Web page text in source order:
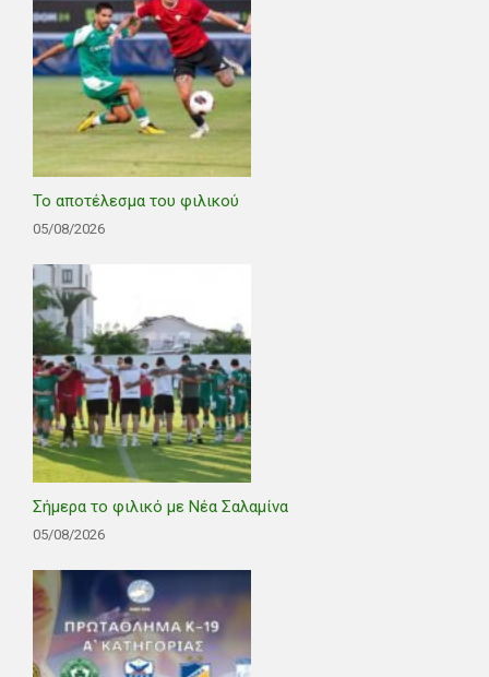
Το αποτέλεσμα του φιλικού
05/08/2026
Σήμερα το φιλικό με Νέα Σαλαμίνα
05/08/2026